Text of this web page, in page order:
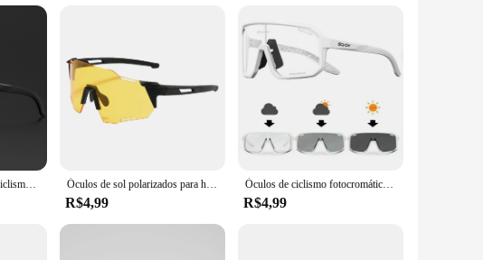
SCVCN Fotocromático Ciclismo Óculos de Sol para Homens e Mulheres, Óculos MTB, Road Bike Goggles, Outdoor Bicicleta Sports Eyewear, Novo, UV400 Óculos de sol polarizados para homens e mulheres, proteção UV, óculos à prova de vento, lente esportiva, ciclismo
R$4,99
Óculos de ciclismo fotocromáticos para homens e mulheres, óculos de mountain bike, óculos de estrada, ciclismo, esportes ao ar livre, óculos para caminhadas, novos
R$4,99